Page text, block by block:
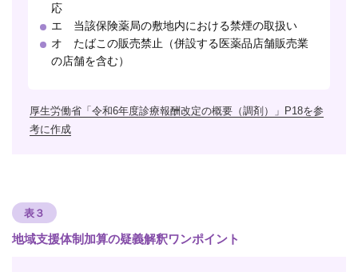
応
エ 当該保険薬局の敷地内における禁煙の取扱い
オ たばこの販売禁止（併設する医薬品店舗販売業
の店舗を含む）
厚生労働省「令和6年度診療報酬改定の概要（調剤）」P18を参
考に作成
表３
地域支援体制加算の疑義解釈ワンポイント